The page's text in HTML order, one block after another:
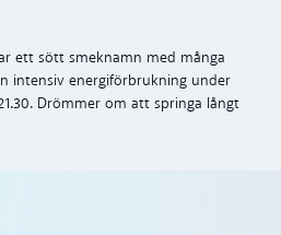
ett sött smeknamn med många
intensiv energiförbrukning under
Drömmer om att springa långt